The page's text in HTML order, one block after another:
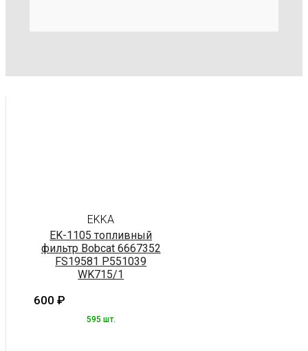
EKKA
EK-1105 топливный
фильтр Bobcat 6667352
FS19581 P551039
WK715/1
600 ₽
595 шт.